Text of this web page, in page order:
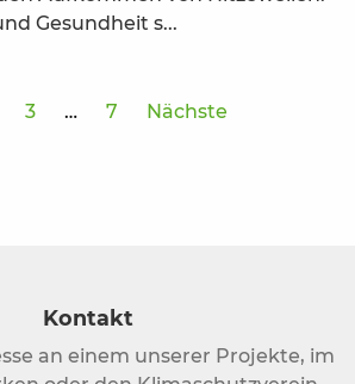
Gesundheit s...
3 … 7 Nächste
Kontakt
an einem unserer Projekte, im